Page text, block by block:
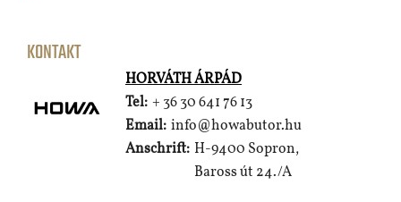
KONTAKT
HORVÁTH ÁRPÁD
Tel: + 36 30 641 76 13
Email: info@howabutor.hu
Anschrift: H-9400 Sopron,
Baross út 24./A